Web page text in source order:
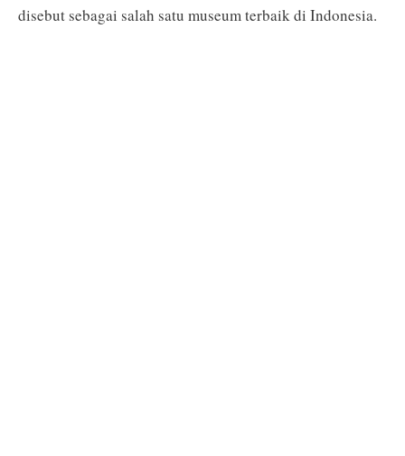
disebut sebagai salah satu museum terbaik di Indonesia.